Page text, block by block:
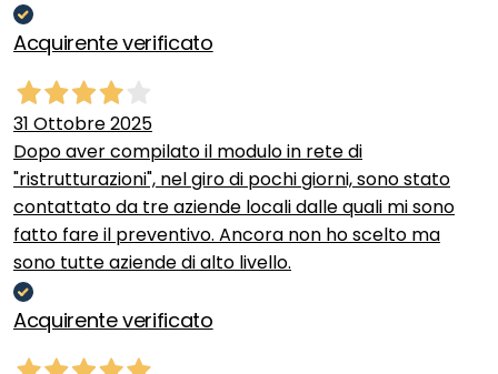
Acquirente verificato
31 Ottobre 2025
Dopo aver compilato il modulo in rete di
"ristrutturazioni", nel giro di pochi giorni, sono stato
contattato da tre aziende locali dalle quali mi sono
fatto fare il preventivo. Ancora non ho scelto ma
sono tutte aziende di alto livello.
Acquirente verificato